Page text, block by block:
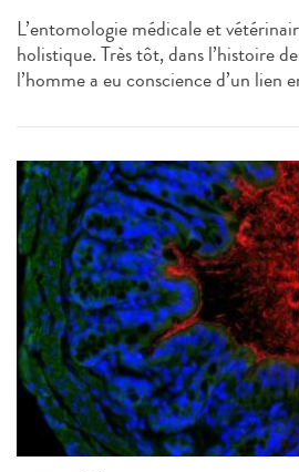
L’entomologie médicale et
holistique. Très tôt, dans l’histoire
l’homme a eu conscience d’un lien